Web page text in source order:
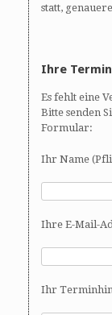
statt,
Ihre
Es fehlt eine
Bitte senden
Formular:
Ihr Name
Ihre E-Mail-
Ihr